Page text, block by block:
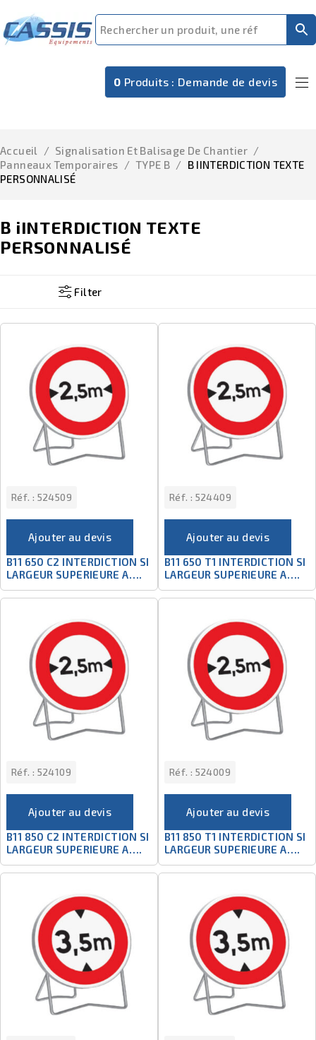
0 Produits : Demande de devis
B iINTERDICTION TEXTE
PERSONNALISÉ
Accueil / Signalisation Et Balisage De Chantier /
Panneaux Temporaires / TYPE B / B IINTERDICTION TEXTE
PERSONNALISÉ
Filter
Réf. : 524509
Ajouter au devis
B11 650 C2 INTERDICTION SI
LARGEUR SUPERIEURE A….
Réf. : 524409
Ajouter au devis
B11 650 T1 INTERDICTION SI
LARGEUR SUPERIEURE A….
Réf. : 524109
Ajouter au devis
B11 850 C2 INTERDICTION SI
LARGEUR SUPERIEURE A….
Réf. : 524009
Ajouter au devis
B11 850 T1 INTERDICTION SI
LARGEUR SUPERIEURE A….